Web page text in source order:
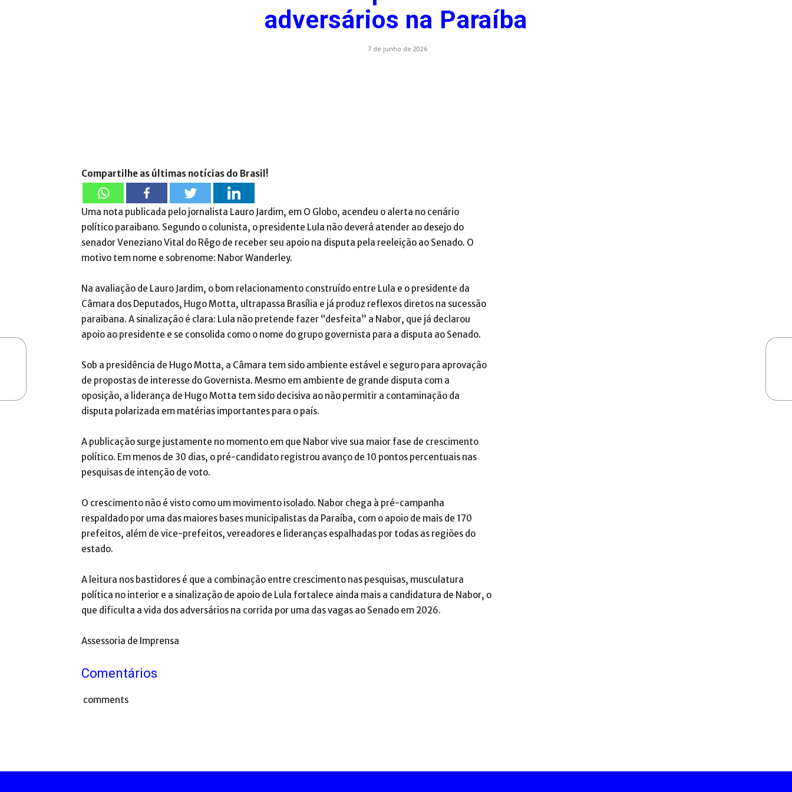
adversários na Paraíba
7 de junho de 2026
Compartilhe as últimas notícias do Brasil!
Uma nota publicada pelo jornalista Lauro Jardim, em O Globo, acendeu o alerta no cenário
político paraibano. Segundo o colunista, o presidente Lula não deverá atender ao desejo do
senador Veneziano Vital do Rêgo de receber seu apoio na disputa pela reeleição ao Senado. O
motivo tem nome e sobrenome: Nabor Wanderley.
Na avaliação de Lauro Jardim, o bom relacionamento construído entre Lula e o presidente da
Câmara dos Deputados, Hugo Motta, ultrapassa Brasília e já produz reflexos diretos na sucessão
paraibana. A sinalização é clara: Lula não pretende fazer “desfeita” a Nabor, que já declarou
apoio ao presidente e se consolida como o nome do grupo governista para a disputa ao Senado.
Sob a presidência de Hugo Motta, a Câmara tem sido ambiente estável e seguro para aprovação
de propostas de interesse do Governista. Mesmo em ambiente de grande disputa com a
oposição, a liderança de Hugo Motta tem sido decisiva ao não permitir a contaminação da
disputa polarizada em matérias importantes para o país.
A publicação surge justamente no momento em que Nabor vive sua maior fase de crescimento
político. Em menos de 30 dias, o pré-candidato registrou avanço de 10 pontos percentuais nas
pesquisas de intenção de voto.
O crescimento não é visto como um movimento isolado. Nabor chega à pré-campanha
respaldado por uma das maiores bases municipalistas da Paraíba, com o apoio de mais de 170
prefeitos, além de vice-prefeitos, vereadores e lideranças espalhadas por todas as regiões do
estado.
A leitura nos bastidores é que a combinação entre crescimento nas pesquisas, musculatura
política no interior e a sinalização de apoio de Lula fortalece ainda mais a candidatura de Nabor, o
que dificulta a vida dos adversários na corrida por uma das vagas ao Senado em 2026.
Assessoria de Imprensa
Comentários
comments